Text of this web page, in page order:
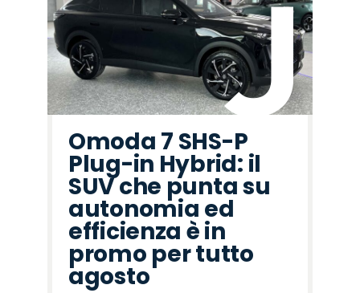
Omoda 7 SHS-P
Plug-in Hybrid: il
SUV che punta su
autonomia ed
efficienza è in
promo per tutto
agosto